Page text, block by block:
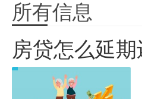
所有信息
房贷怎么延期